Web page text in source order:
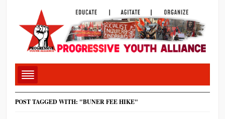
POST TAGGED WITH: "BUNER FEE HIKE"